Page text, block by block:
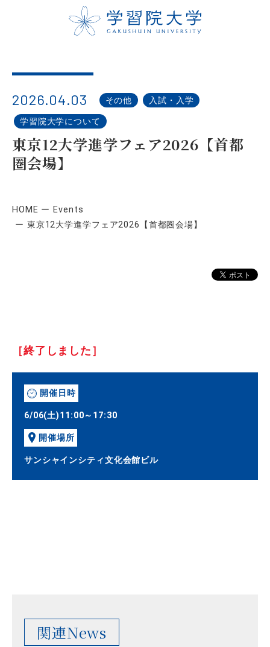
2026.04.03 その他 入試・入学
学習院大学について
東京12大学進学フェア2026【首都
圏会場】
HOME
Events
東京12大学進学フェア2026【首都圏会場】
［終了しました］
開催日時
6/06(土)11:00～17:30
開催場所
サンシャインシティ文化会館ビル
関連News